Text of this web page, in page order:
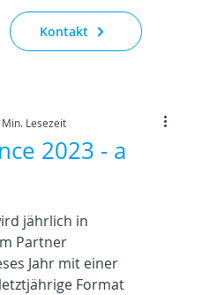
Kontakt
2023 - a
Min. Lesezeit
jährlich in
Partner
Jahr mit einer
Format